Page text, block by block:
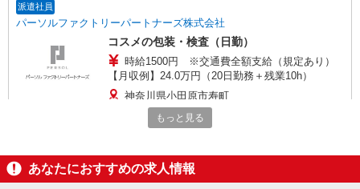
派遣社員
パーソルファクトリーパートナーズ株式会社
コスメの包装・検査（日勤）
時給1500円 ※交通費全額支給（規定あり）
【月収例】24.0万円（20日勤務＋残業10h）
神奈川県小田原市寿町
派遣社員
株式会社テクノ・サービス/お仕事No/0917955
もっと見る
あなたにおすすめの求人情報